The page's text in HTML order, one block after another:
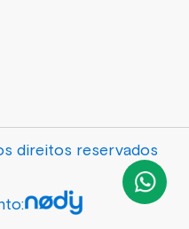
direitos reservados